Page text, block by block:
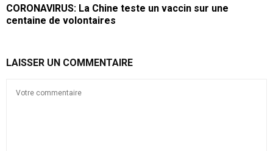
CORONAVIRUS: La Chine teste un vaccin sur une
centaine de volontaires
LAISSER UN COMMENTAIRE